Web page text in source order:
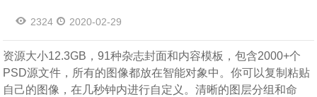
2324 2020-02-29
资源大小12.3GB，91种杂志封面和内容模板，包含2000+个
PSD源文件，所有的图像都放在智能对象中。你可以复制粘贴
自己的图像，在几秒钟内进行自定义。清晰的图层分组和命